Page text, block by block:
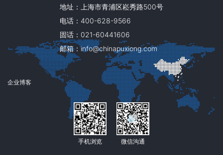
地址：上海市青浦区崧秀路500号
电话：400-628-9566
固话：021-60441606
邮箱：info@chinapuxiong.com
企业博客
手机浏览 微信沟通